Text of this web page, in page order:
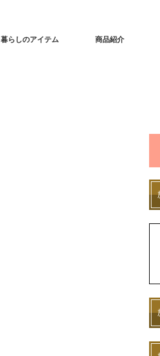
暮らしのアイテム 商品紹介